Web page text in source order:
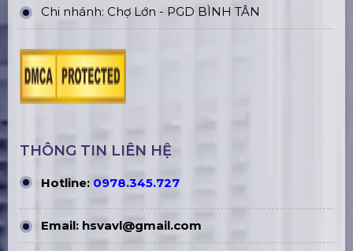
Chi nhánh: Chợ Lớn - PGD BÌNH TÂN
THÔNG TIN LIÊN HỆ
Hotline: 0978.345.727
Email: hsvavl@gmail.com